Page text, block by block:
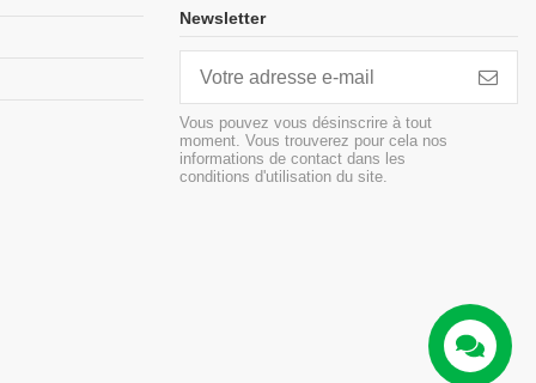
Newsletter
Vous pouvez vous désinscrire à tout
moment. Vous trouverez pour cela nos
informations de contact dans les
conditions d'utilisation du site.